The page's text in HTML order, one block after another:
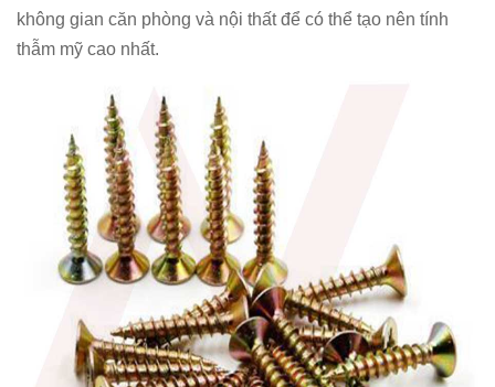
không gian căn phòng và nội thất để có thể tạo nên tính
thẫm mỹ cao nhất.